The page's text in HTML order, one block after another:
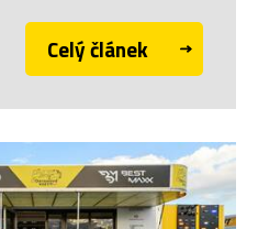
Celý článek